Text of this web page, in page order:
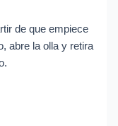
de que empiece
abre la olla y retira